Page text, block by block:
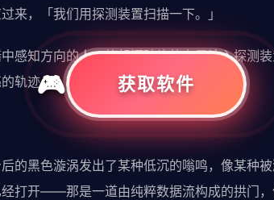
来，「我们用探测装置扫描一下。」
感知方向的人，将起源碎片的力量注入探测
轨迹。
的黑色漩涡发出了某种低沉的嗡鸣，像某种
打开——那是一道由纯粹数据流构成的拱门，
获取软件